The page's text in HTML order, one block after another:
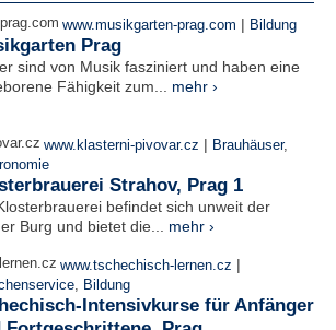
www.musikgarten-prag.com | Bildung
Prag
sind von Musik fasziniert und haben eine
Fähigkeit zum... mehr ›
www.klasterni-pivovar.cz | Brauhäuser,
Strahov, Prag 1
befindet sich unweit der
Burg und bietet die... mehr ›
www.tschechisch-lernen.cz |
, Bildung
Intensivkurse für Anfänger